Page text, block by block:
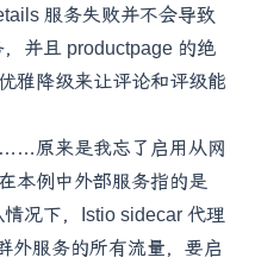
服务失败并不会导致
，并且 productpage 的绝
雅降级来让评论和评级能
原来是我忘了启用从网
本例中外部服务指的是
况下，Istio sidecar 代理
外服务的所有流量，要启